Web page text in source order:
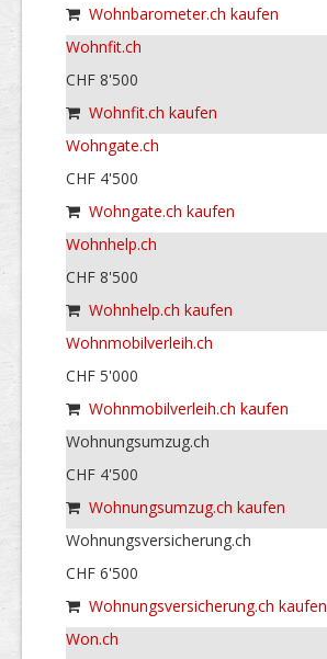
Wohnbarometer.ch kaufen
Wohnfit.ch
CHF 8'500
Wohnfit.ch kaufen
Wohngate.ch
CHF 4'500
Wohngate.ch kaufen
Wohnhelp.ch
CHF 8'500
Wohnhelp.ch kaufen
Wohnmobilverleih.ch
CHF 5'000
Wohnmobilverleih.ch kaufen
Wohnungsumzug.ch
CHF 4'500
Wohnungsumzug.ch kaufen
Wohnungsversicherung.ch
CHF 6'500
Wohnungsversicherung.ch kaufen
Won.ch